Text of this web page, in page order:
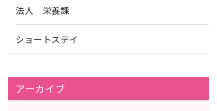
法人 栄養課
ショートステイ
アーカイブ